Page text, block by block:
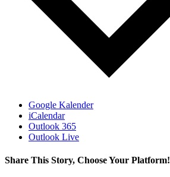
Google Kalender
iCalendar
Outlook 365
Outlook Live
Share This Story, Choose Your Platform!